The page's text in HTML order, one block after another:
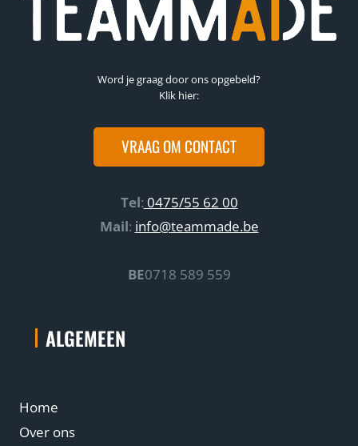
Word je graag door ons opgebeld?
Klik hier:
VRAAG OM CONTACT
Tel: 0475/55 62 00
Mail: info@teammade.be
BE0718 589 559
ALGEMEEN
Home
Over ons